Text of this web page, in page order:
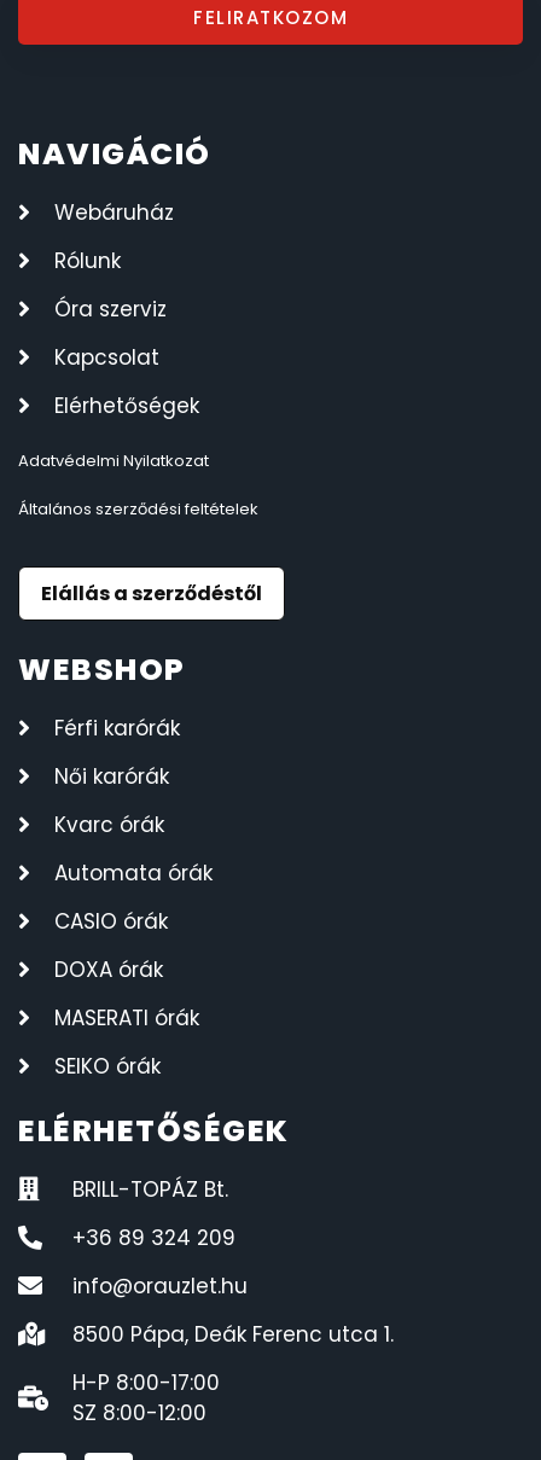
FELIRATKOZOM
NAVIGÁCIÓ
Webáruház
Rólunk
Óra szerviz
Kapcsolat
Elérhetőségek
Adatvédelmi Nyilatkozat
Általános szerződési feltételek
Elállás a szerződéstől
WEBSHOP
Férfi karórák
Női karórák
Kvarc órák
Automata órák
CASIO órák
DOXA órák
MASERATI órák
SEIKO órák
ELÉRHETŐSÉGEK
BRILL-TOPÁZ Bt.
+36 89 324 209
info@orauzlet.hu
8500 Pápa, Deák Ferenc utca 1.
H-P 8:00-17:00
SZ 8:00-12:00